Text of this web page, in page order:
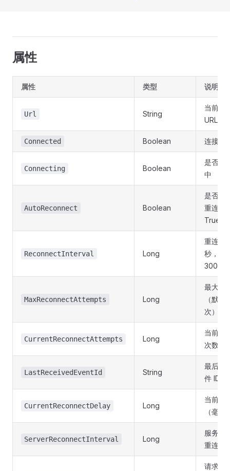
属性
属性 类型 说明
Url String
当前连
URL
Connected Boolean 连接状
Connecting Boolean
是否正
中
AutoReconnect Boolean
是否启
重连（
True）
ReconnectInterval Long
重连间
秒，默
MaxReconnectAttempts Long
最大重
（默认
次）
CurrentReconnectAttempts Long
当前重
次数
LastReceivedEventId String
最后收
件 ID
CurrentReconnectDelay Long
当前重
（毫秒
ServerReconnectInterval Long
服务器
重连间
请求超